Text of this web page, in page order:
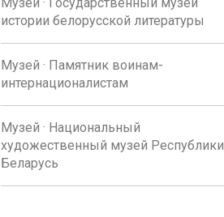
истории белорусской литературы
Музей · Памятник воинам-
интернационалистам
Музей · Национальный
художественный музей Республики
Беларусь